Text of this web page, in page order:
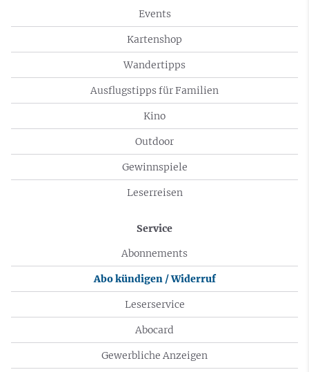
Events
Kartenshop
Wandertipps
Ausflugstipps für Familien
Kino
Outdoor
Gewinnspiele
Leserreisen
Service
Abonnements
Abo kündigen / Widerruf
Leserservice
Abocard
Gewerbliche Anzeigen